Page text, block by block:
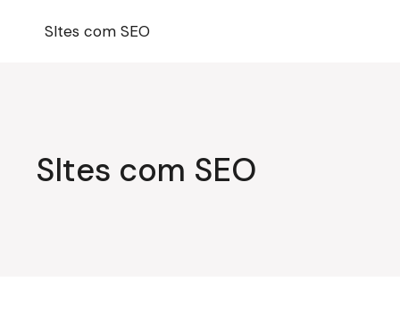
SItes com SEO
SItes com SEO